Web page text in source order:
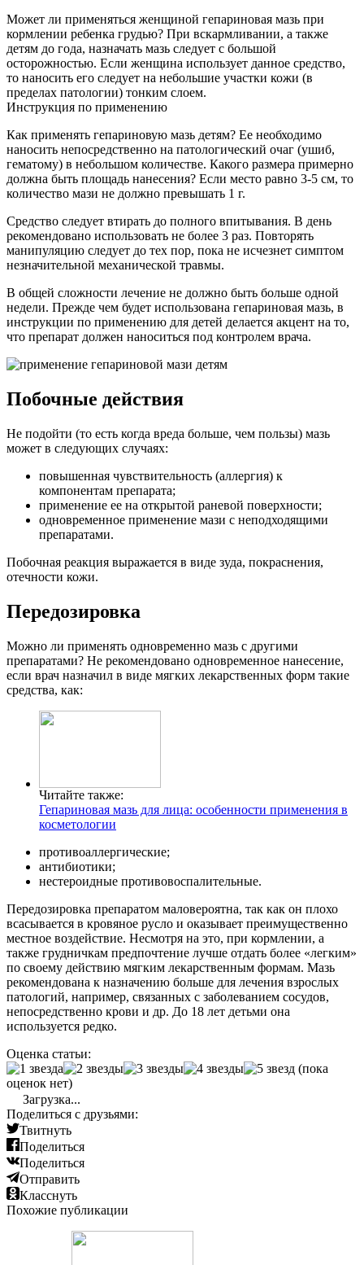
Может ли применяться женщиной гепариновая мазь при
кормлении ребенка грудью? При вскармливании, а также
детям до года, назначать мазь следует с большой
осторожностью. Если женщина использует данное средство,
то наносить его следует на небольшие участки кожи (в
пределах патологии) тонким слоем.
Инструкция по применению
Как применять гепариновую мазь детям? Ее необходимо
наносить непосредственно на патологический очаг (ушиб,
гематому) в небольшом количестве. Какого размера примерно
должна быть площадь нанесения? Если место равно 3-5 см, то
количество мази не должно превышать 1 г.
Средство следует втирать до полного впитывания. В день
рекомендовано использовать не более 3 раз. Повторять
манипуляцию следует до тех пор, пока не исчезнет симптом
незначительной механической травмы.
В общей сложности лечение не должно быть больше одной
недели. Прежде чем будет использована гепариновая мазь, в
инструкции по применению для детей делается акцент на то,
что препарат должен наноситься под контролем врача.
Побочные действия
Не подойти (то есть когда вреда больше, чем пользы) мазь
может в следующих случаях:
повышенная чувствительность (аллергия) к
компонентам препарата;
применение ее на открытой раневой поверхности;
одновременное применение мази с неподходящими
препаратами.
Побочная реакция выражается в виде зуда, покраснения,
отечности кожи.
Передозировка
Можно ли применять одновременно мазь с другими
препаратами? Не рекомендовано одновременное нанесение,
если врач назначил в виде мягких лекарственных форм такие
средства, как:
Читайте также:
Гепариновая мазь для лица: особенности применения в
косметологии
противоаллергические;
антибиотики;
нестероидные противовоспалительные.
Передозировка препаратом маловероятна, так как он плохо
всасывается в кровяное русло и оказывает преимущественно
местное воздействие. Несмотря на это, при кормлении, а
также грудничкам предпочтение лучше отдать более «легким»
по своему действию мягким лекарственным формам. Мазь
рекомендована к назначению больше для лечения взрослых
патологий, например, связанных с заболеванием сосудов,
непосредственно крови и др. До 18 лет детьми она
используется редко.
Оценка статьи:
(пока
оценок нет)
Загрузка...
Поделиться с друзьями:
Твитнуть
Поделиться
Поделиться
Отправить
Класснуть
Похожие публикации